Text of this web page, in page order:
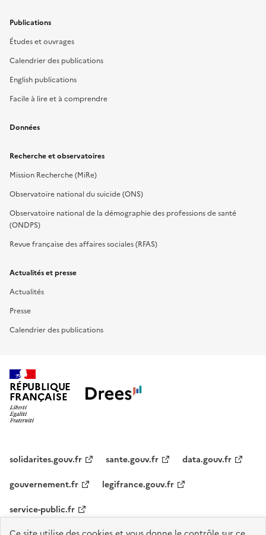
Publications
Études et ouvrages
Calendrier des publications
English publications
Facile à lire et à comprendre
Données
Recherche et observatoires
Mission Recherche (MiRe)
Observatoire national du suicide (ONS)
Observatoire national de la démographie des professions de santé
(ONDPS)
Revue française des affaires sociales (RFAS)
Actualités et presse
Actualités
Presse
Calendrier des publications
RÉPUBLIQUE
FRANÇAISE
solidarites.gouv.fr sante.gouv.fr
data.gouv.fr
gouvernement.fr
legifrance.gouv.fr
service-public.fr